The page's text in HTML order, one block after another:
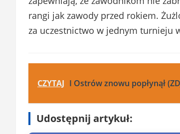
rangi jak zawody przed rokiem.
za uczestnictwo w jednym turnieju
CZYTAJ I Ostrów znowu popłynął
Udostępnij artykuł: